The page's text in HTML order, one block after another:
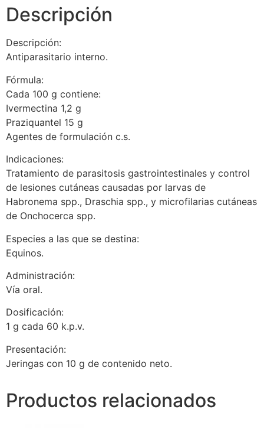
Descripción
Descripción:
Antiparasitario interno.
Fórmula:
Cada 100 g contiene:
Ivermectina 1,2 g
Praziquantel 15 g
Agentes de formulación c.s.
Indicaciones:
Tratamiento de parasitosis gastrointestinales y control
de lesiones cutáneas causadas por larvas de
Habronema spp., Draschia spp., y microfilarias cutáneas
de Onchocerca spp.
Especies a las que se destina:
Equinos.
Administración:
Vía oral.
Dosificación:
1 g cada 60 k.p.v.
Presentación:
Jeringas con 10 g de contenido neto.
Productos relacionados